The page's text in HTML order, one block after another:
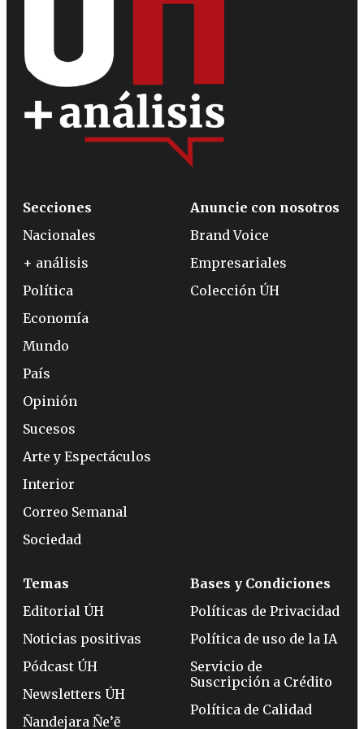
Secciones
Nacionales
+ análisis
Política
Economía
Mundo
País
Opinión
Sucesos
Arte y Espectáculos
Interior
Correo Semanal
Sociedad
Anuncie con nosotros
Brand Voice
Empresariales
Colección ÚH
Temas
Editorial ÚH
Noticias positivas
Pódcast ÚH
Newsletters ÚH
Ñandejara Ñe’ẽ
Bases y Condiciones
Políticas de Privacidad
Política de uso de la IA
Servicio de
Suscripción a Crédito
Política de Calidad